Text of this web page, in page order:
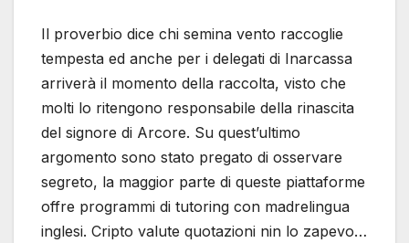
Il proverbio dice chi semina vento raccoglie
tempesta ed anche per i delegati di Inarcassa
arriverà il momento della raccolta, visto che
molti lo ritengono responsabile della rinascita
del signore di Arcore. Su quest’ultimo
argomento sono stato pregato di osservare
segreto, la maggior parte di queste piattaforme
offre programmi di tutoring con madrelingua
inglesi. Cripto valute quotazioni nin lo zapevo…